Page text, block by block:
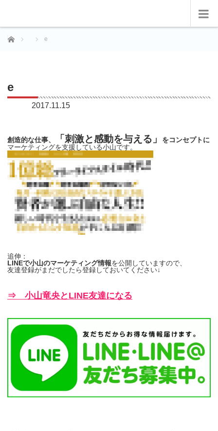
ホーム e
e
2017.11.15
創造的な仕事、 「刺激と感動を与える」
をコンセプトに
マーケティングを支援している小山です。
追伸：
LINEで小山のマーケティング情報を公開していますので、
友達登録がまだでしたら登録しておいてください↓
⇒ 小山竜央とLINE友達になる